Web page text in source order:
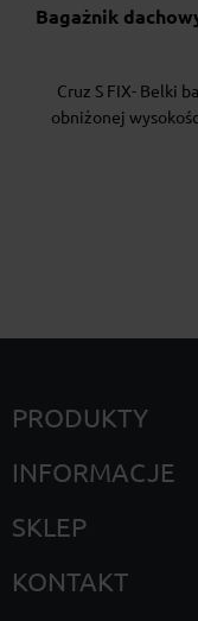
Bagażnik
Cruz S FIX- Belki
obniżonej
PRODUKTY
INFORMACJE
SKLEP
KONTAKT